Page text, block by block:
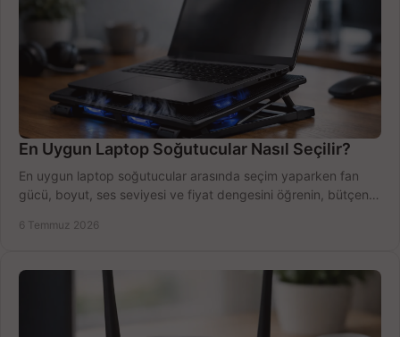
En Uygun Laptop Soğutucular Nasıl Seçilir?
En uygun laptop soğutucular arasında seçim yaparken fan
gücü, boyut, ses seviyesi ve fiyat dengesini öğrenin, bütçenizi
6 Temmuz 2026